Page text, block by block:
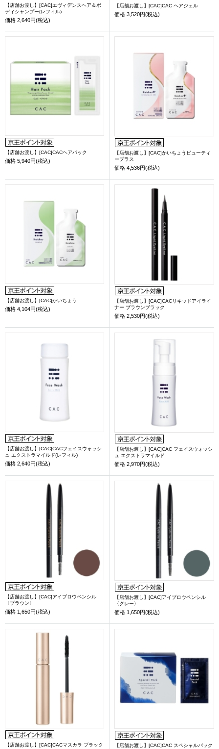
【店舗お渡し】[CAC]エヴィデンスヘア＆ボ
ディシャンプー(レフィル)
価格 2,640円(税込)
【店舗お渡し】[CAC]CAC ヘアジェル
価格 3,520円(税込)
【店舗お渡し】[CAC]CACヘアパック
価格 5,940円(税込)
【店舗お渡し】[CAC]かいちょうビューティ
ープラス
価格 4,536円(税込)
【店舗お渡し】[CAC]かいちょう
価格 4,104円(税込)
【店舗お渡し】[CAC]CACリキッドアイライ
ナー ブラウンブラック
価格 2,530円(税込)
【店舗お渡し】[CAC]CACフェイスウォッシ
ュ エクストラマイルド(レフィル)
価格 2,640円(税込)
【店舗お渡し】[CAC]CAC フェイスウォッシ
ュ エクストラマイルド
価格 2,970円(税込)
【店舗お渡し】[CAC]アイブロウペンシル
〈ブラウン〉
価格 1,650円(税込)
【店舗お渡し】[CAC]アイブロウペンシル
〈グレー〉
価格 1,650円(税込)
【店舗お渡し】[CAC]CACマスカラ ブラック 【店舗お渡し】[CAC]CAC スペシャルパック